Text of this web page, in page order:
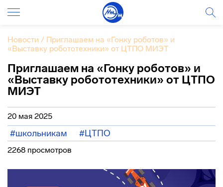
Новости / Приглашаем на «Гонку роботов» и
«Выставку робототехники» от ЦТПО МИЭТ
Приглашаем на «Гонку роботов» и
«Выставку робототехники» от ЦТПО
МИЭТ
20 мая 2025
#школьникам #ЦТПО
2268 просмотров